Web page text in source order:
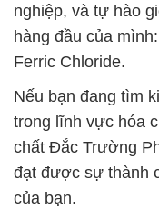
nghiệp, và tự hào
hàng đầu của
Ferric Chloride.
Nếu bạn đang tìm
trong lĩnh vực hóa
chất Đắc Trường
đạt được sự thành
của bạn.